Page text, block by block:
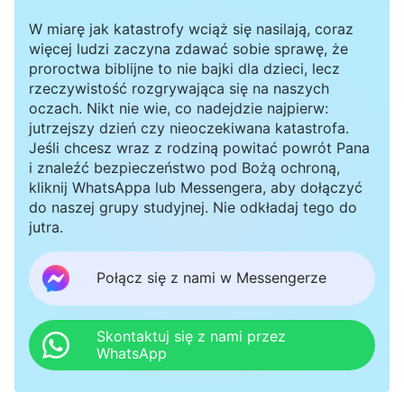
W miarę jak katastrofy wciąż się nasilają, coraz
więcej ludzi zaczyna zdawać sobie sprawę, że
proroctwa biblijne to nie bajki dla dzieci, lecz
rzeczywistość rozgrywająca się na naszych
oczach. Nikt nie wie, co nadejdzie najpierw:
jutrzejszy dzień czy nieoczekiwana katastrofa.
Jeśli chcesz wraz z rodziną powitać powrót Pana
i znaleźć bezpieczeństwo pod Bożą ochroną,
kliknij WhatsAppa lub Messengera, aby dołączyć
do naszej grupy studyjnej. Nie odkładaj tego do
jutra.
Połącz się z nami w Messengerze
Skontaktuj się z nami przez
WhatsApp